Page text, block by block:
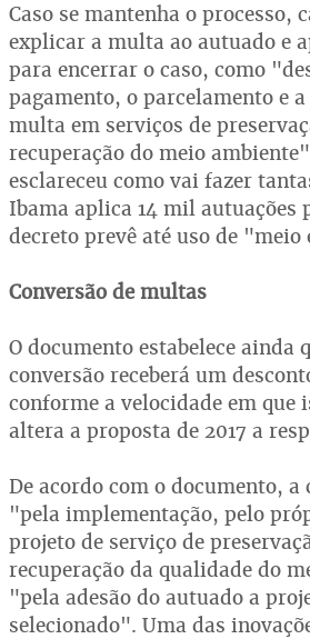
Caso se mantenha o processo,
explicar a multa ao autuado e
para encerrar o caso, como
pagamento, o parcelamento e
multa em serviços de
recuperação do meio
esclareceu como vai fazer
Ibama aplica 14 mil autuações
decreto prevê até uso de
Conversão de multas
O documento estabelece ainda
conversão receberá um
conforme a velocidade em que
altera a proposta de 2017 a
De acordo com o documento, a
"pela implementação, pelo
projeto de serviço de
recuperação da qualidade do
"pela adesão do autuado a
selecionado". Uma das